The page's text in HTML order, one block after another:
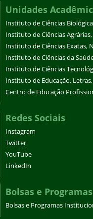
Unidades
Instituto de Ciências
Instituto de Ciências
Instituto de Ciências Exatas,
Instituto de Ciências da
Instituto de Ciências
Instituto de Educação,
Centro de Educação
Redes Sociais
Instagram
Twitter
YouTube
LinkedIn
Bolsas e
Bolsas e Programas